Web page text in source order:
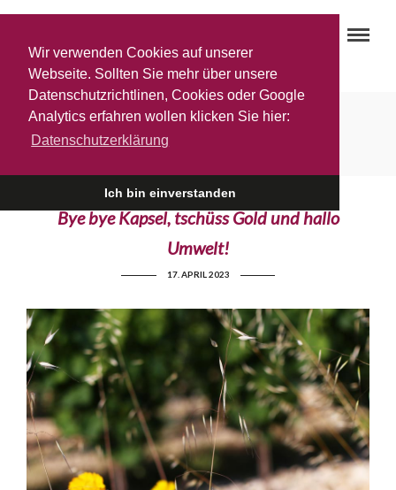
Wir verwenden Cookies auf unserer
Webseite. Sollten Sie mehr über unsere
Datenschutzrichtlinen, Cookies oder Google
Analytics erfahren wollen klicken Sie hier:
Datenschutzerklärung
Ich bin einverstanden
Nachhaltige Weinproduktion
Bye bye Kapsel, tschüss Gold und hallo
Umwelt!
17. APRIL 2023